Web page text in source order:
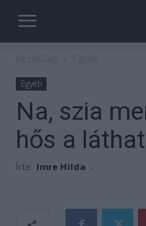
Egyéb
Na, szia
hős a
Írta: Imre Hilda -